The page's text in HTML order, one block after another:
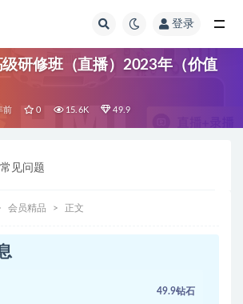
登录
研修班（直播）2023年（价值
前 0 15.6K 49.9
常见问题
会员精品 正文
49.9钻石